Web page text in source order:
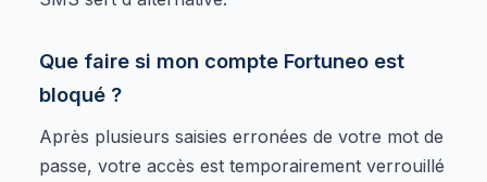
Que faire si mon compte Fortuneo est
bloqué ?
Après plusieurs saisies erronées de votre mot de
passe, votre accès est temporairement verrouillé